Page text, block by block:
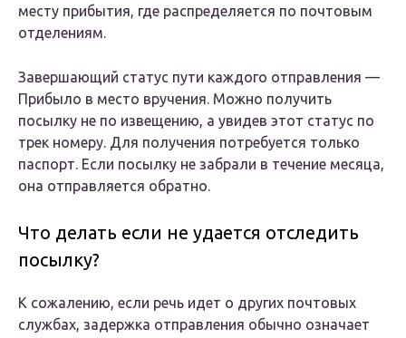
месту прибытия, где распределяется по почтовым
отделениям.
Завершающий статус пути каждого отправления —
Прибыло в место вручения. Можно получить
посылку не по извещению, а увидев этот статус по
трек номеру. Для получения потребуется только
паспорт. Если посылку не забрали в течение месяца,
она отправляется обратно.
Что делать если не удается отследить
посылку?
К сожалению, если речь идет о других почтовых
службах, задержка отправления обычно означает